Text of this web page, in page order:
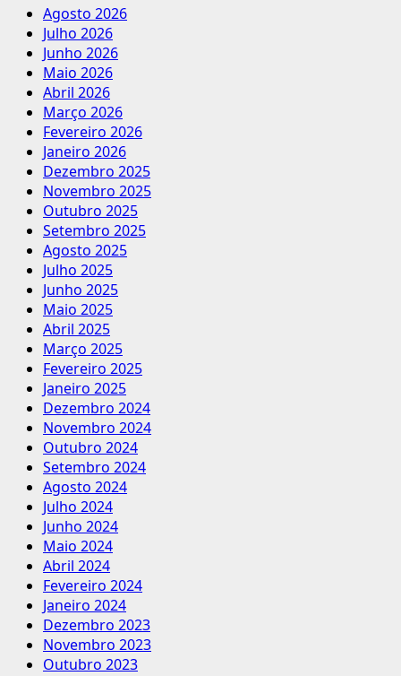
Agosto 2026
Julho 2026
Junho 2026
Maio 2026
Abril 2026
Março 2026
Fevereiro 2026
Janeiro 2026
Dezembro 2025
Novembro 2025
Outubro 2025
Setembro 2025
Agosto 2025
Julho 2025
Junho 2025
Maio 2025
Abril 2025
Março 2025
Fevereiro 2025
Janeiro 2025
Dezembro 2024
Novembro 2024
Outubro 2024
Setembro 2024
Agosto 2024
Julho 2024
Junho 2024
Maio 2024
Abril 2024
Fevereiro 2024
Janeiro 2024
Dezembro 2023
Novembro 2023
Outubro 2023